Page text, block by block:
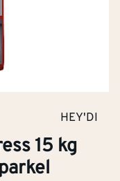
HEY'DI
15 kg